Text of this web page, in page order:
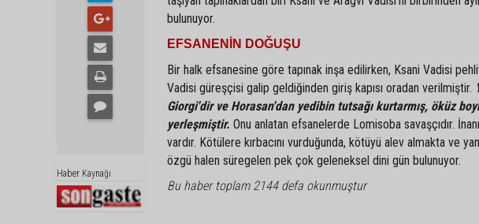
Haber Kaynağı
bulunuyor.
EFSANENİN DOĞUŞU
Bir halk efsanesine göre tapınak inşa edilirken, Ksani Vadisi
Vadisi güreşçisi galip geldiğinden giriş kapısı oradan verilmiştir.
Giorgi'dir ve Horasan'dan yedibin tutsağı kurtarmış, öküz
yerleşmiştir. Onu anlatan efsanelerde Lomisoba savaşçıdır.
vardır. Kötülere kırbacını vurduğunda, kötüyü alev almakta ve
özgü halen süregelen pek çok geleneksel dini gün bulunuyor.
Bu haber toplam 2144 defa okunmuştur